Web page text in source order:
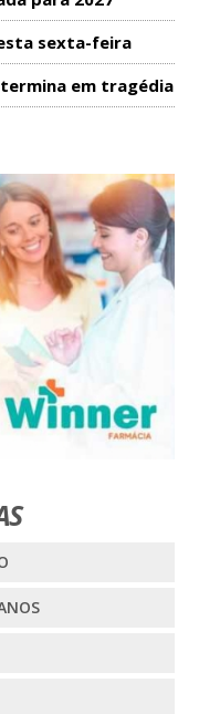
sexta-feira
em tragédia